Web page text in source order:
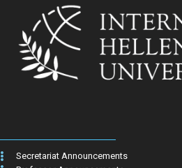
Secretariat Announcements